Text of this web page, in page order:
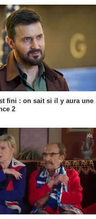
fini : on sait si il y aura une
2